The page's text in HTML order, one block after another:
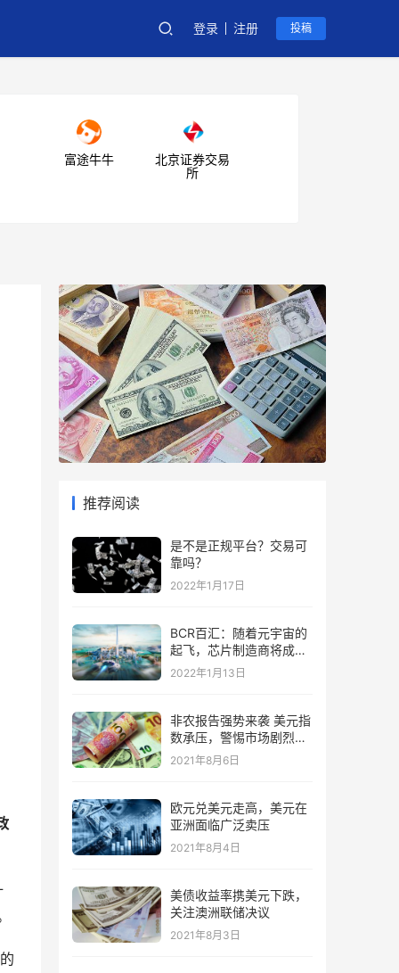
登录 注册 投稿
富途牛牛
北京证券交易
所
推荐阅读
是不是正规平台？交易可
靠吗？
2022年1月17日
BCR百汇：随着元宇宙的
起飞，芯片制造商将成为
“赢家”
2022年1月13日
非农报告强势来袭 美元指
数承压，警惕市场剧烈波
动
2021年8月6日
欧元兑美元走高，美元在
亚洲面临广泛卖压
2021年8月4日
美债收益率携美元下跌，
关注澳洲联储决议
2021年8月3日